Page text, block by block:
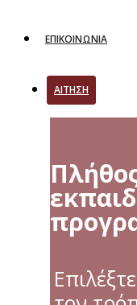
ΕΠΙΚΟΙΝΩΝΙΑ
ΑΙΤΗΣΗ